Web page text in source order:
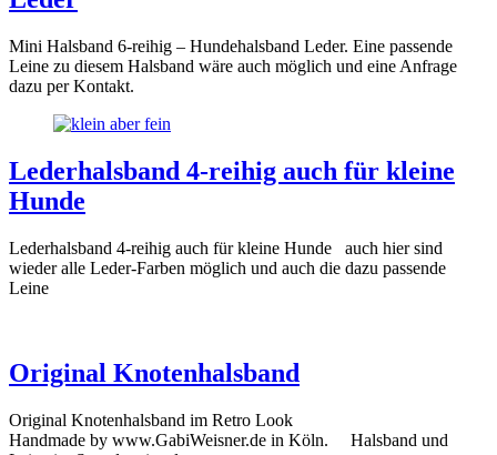
Mini Halsband 6-reihig – Hundehalsband Leder. Eine passende
Leine zu diesem Halsband wäre auch möglich und eine Anfrage
dazu per Kontakt.
Lederhalsband 4-reihig auch für kleine
Hunde
Lederhalsband 4-reihig auch für kleine Hunde auch hier sind
wieder alle Leder-Farben möglich und auch die dazu passende
Leine
Original Knotenhalsband
Original Knotenhalsband im Retro Look
Handmade by www.GabiWeisner.de in Köln. Halsband und